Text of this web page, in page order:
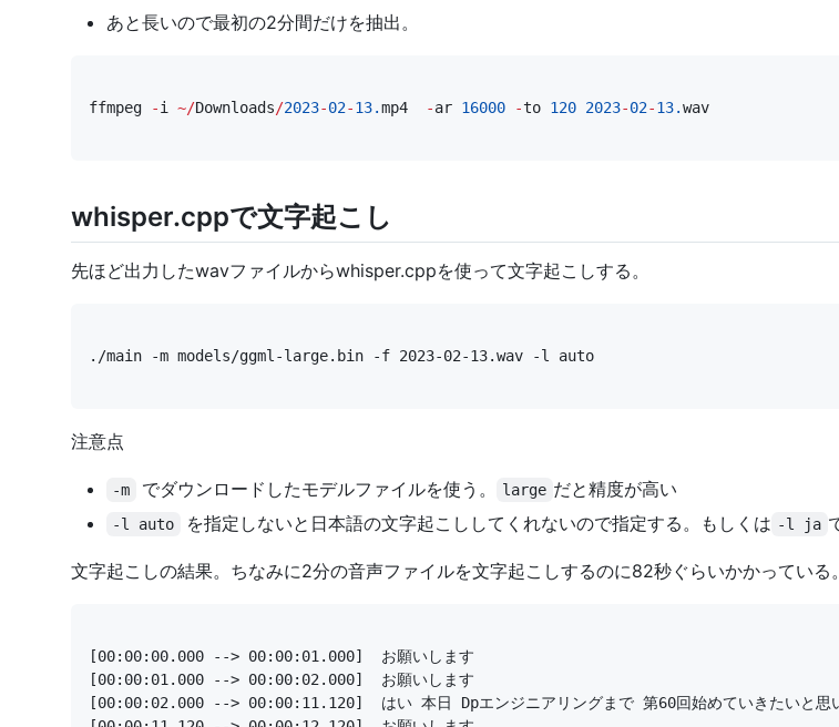
あと長いので最初の2分間だけを抽出。
ffmpeg -i ~/Downloads/2023-02-13.mp4 -ar 16000 -to 120 2023-02-13.wav
whisper.cppで文字起こし
先ほど出力したwavファイルからwhisper.cppを使って文字起こしする。
./main -m models/ggml-large.bin -f 2023-02-13.wav -l auto
注意点
-m でダウンロードしたモデルファイルを使う。 large だと精度が高い
-l auto を指定しないと日本語の文字起こししてくれないので指定する。もしくは -l ja
文字起こしの結果。ちなみに2分の音声ファイルを文字起こしするのに82秒ぐらいかかっている。